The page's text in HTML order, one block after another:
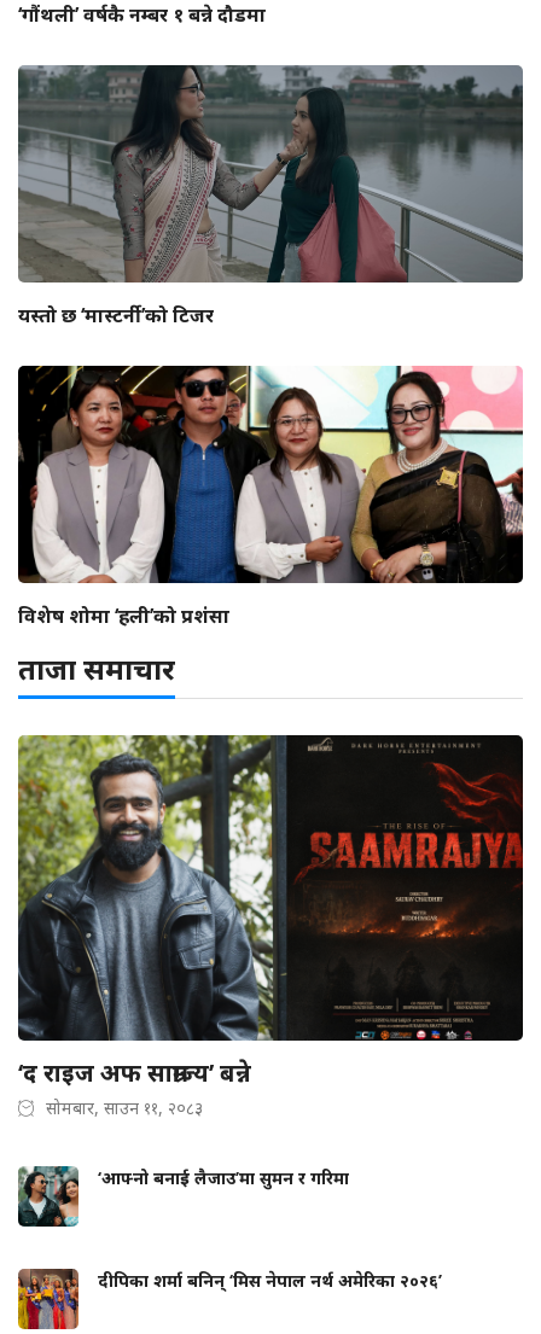
‘गौंथली’ वर्षकै नम्बर १ बन्ने दौडमा
यस्तो छ ‘मास्टर्नी’को टिजर
विशेष शोमा ‘हली’को प्रशंसा
ताजा समाचार
‘द राइज अफ साम्राज्य’ बन्ने
सोमबार, साउन ११, २०८३
‘आफ्नो बनाई लैजाउ’मा सुमन र गरिमा
दीपिका शर्मा बनिन् ‘मिस नेपाल नर्थ अमेरिका २०२६’